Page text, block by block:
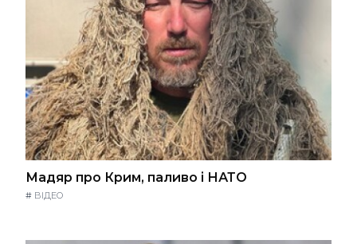
Мадяр про Крим, паливо і НАТО
# ВІДЕО